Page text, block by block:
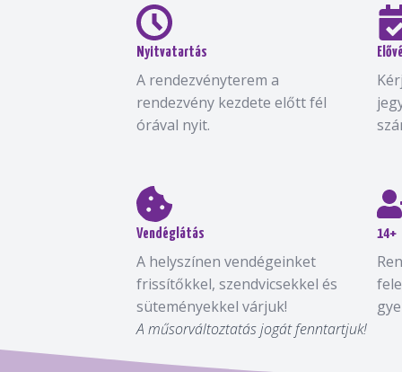
Nyitvatartás
A rendezvényterem a
rendezvény kezdete előtt fél
órával nyit.
Vendéglátás
A helyszínen vendégeinket
frissítőkkel, szendvicsekkel és
süteményekkel várjuk!
14+
A műsorváltoztatás jogát fenntartjuk!